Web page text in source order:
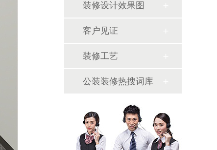
装修设计效果图
客户见证
装修工艺
公装装修热搜词库